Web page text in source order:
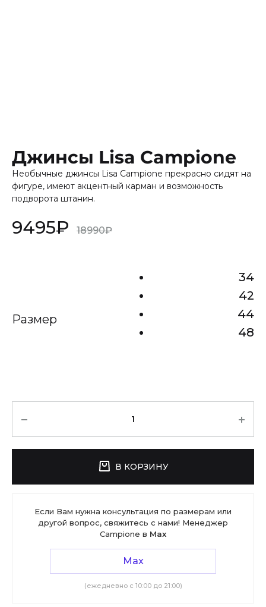
Джинсы Lisa Campione
Необычные джинсы Lisa Campione прекрасно сидят на
фигуре, имеют акцентный карман и возможность
подворота штанин.
9495₽ 18990₽
Размер
34
42
44
48
В КОРЗИНУ
Если Вам нужна консультация по размерам или
другой вопрос, свяжитесь с нами! Менеджер
Campione в Max
Max
(ежедневно с 10:00 до 21:00)